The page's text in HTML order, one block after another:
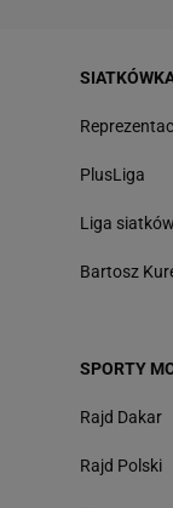
PlusLiga
Liga
Bartosz
SPORTY
Rajd Dakar
Rajd Polski